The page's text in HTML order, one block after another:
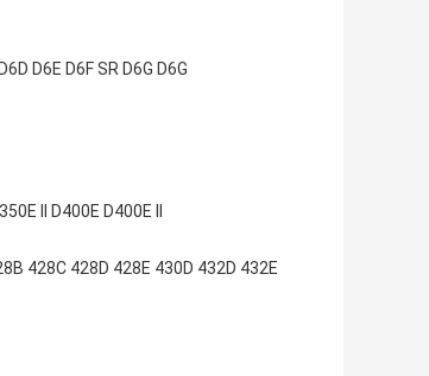
D6E D6F SR D6G D6G
II D400E D400E II
428C 428D 428E 430D 432D 432E